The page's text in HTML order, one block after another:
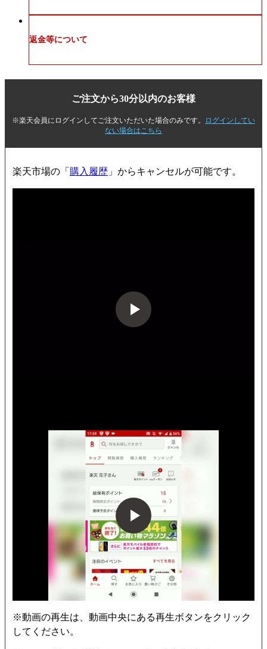
返金等について
ご注文から30分以内のお客様
※楽天会員にログインしてご注文いただいた場合のみです。
ログインしてい
ない場合はこちら
楽天市場の「 購入履歴 」からキャンセルが可能です。
※動画の再生は、動画中央にある再生ボタンをクリック
してください。